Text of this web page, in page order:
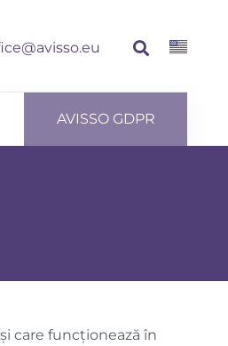
AVISSO GDPR
care funcționează în